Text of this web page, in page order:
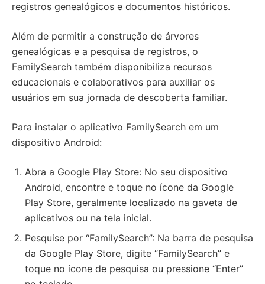
registros genealógicos e documentos históricos.
Além de permitir a construção de árvores
genealógicas e a pesquisa de registros, o
FamilySearch também disponibiliza recursos
educacionais e colaborativos para auxiliar os
usuários em sua jornada de descoberta familiar.
Para instalar o aplicativo FamilySearch em um
dispositivo Android:
Abra a Google Play Store: No seu dispositivo
Android, encontre e toque no ícone da Google
Play Store, geralmente localizado na gaveta de
aplicativos ou na tela inicial.
Pesquise por “FamilySearch”: Na barra de pesquisa
da Google Play Store, digite “FamilySearch” e
toque no ícone de pesquisa ou pressione “Enter”